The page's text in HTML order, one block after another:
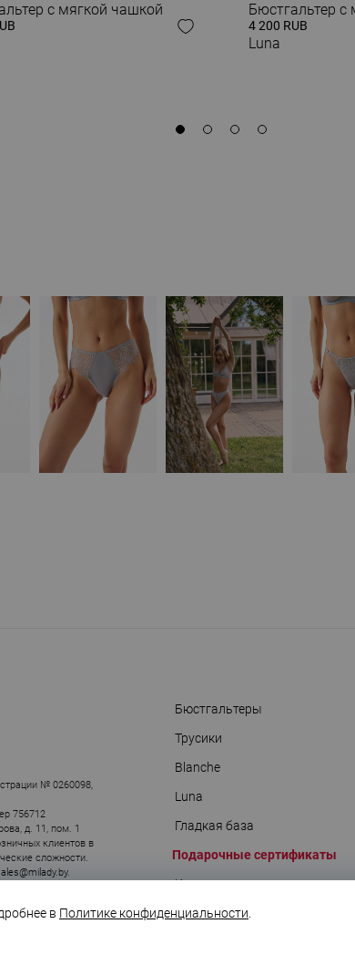
с мягкой чашкой Бюстгальтер с
4 200 RUB
Luna
№ 0260098,
756712
д. 11, пом. 1
клиентов в
сложности.
.
Бюстгальтеры
Трусики
Blanche
Luna
Гладкая база
Подарочные сертификаты
Купальники
в Политике конфиденциальности